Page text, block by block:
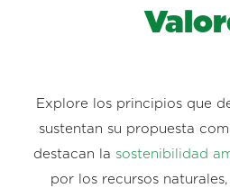
Explore los principios que
sustentan su propuesta
destacan la sostenibilidad
por los recursos